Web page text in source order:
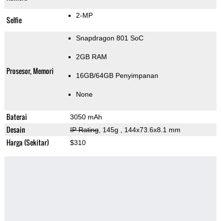
Selfie 2-MP
Prosesor, Memori
Snapdragon 801 SoC
2GB RAM
16GB/64GB Penyimpanan
None
Baterai 3050 mAh
Desain IP Rating, 145g , 144x73.6x8.1 mm
Harga (Sekitar) $310